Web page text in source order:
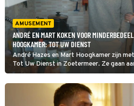
AMUSEMENT
ANDRÉ EN MART KOKEN VOOR
HOOGKAMER: TOT UW DIENST
André Hazes en Mart Hoogkamer zijn
Tot Uw Dienst in Zoetermeer. Ze gaan
stichting die maaltijden bereidt voor
kunnen betalen. Er is helaas één 'maar':